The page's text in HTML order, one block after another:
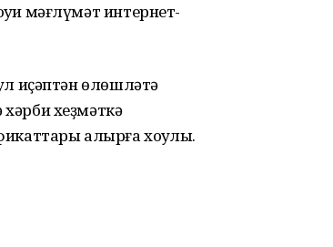
мәғлүмәт интернет-
иҫәптән өлөшләтә
хеҙмәткә
алырға хоҡуҡлы.